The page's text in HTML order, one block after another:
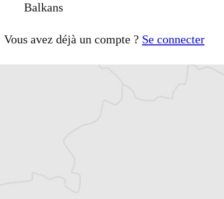
Balkans
Vous avez déjà un compte ? Se connecter